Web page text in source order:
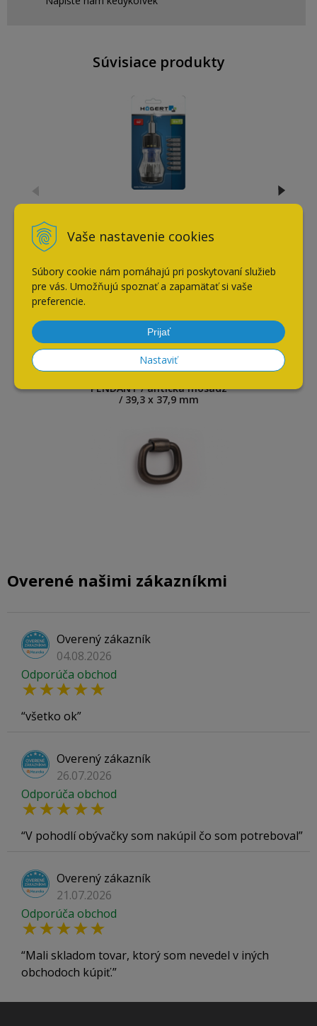
Vaše nastavenie cookies
Súbory cookie nám pomáhajú pri poskytovaní služieb
pre vás. Umožňujú spoznať a zapamätať si vaše
preferencie.
Prijať
Nastaviť
Súvisiace produkty
s DPH / ks
Naposledy navštívené
PENDANT / antická mosadz
/ 39,3 x 37,9 mm
Overené našimi zákazníkmi
Overený zákazník
04.08.2026
Odporúča obchod
všetko ok
Overený zákazník
26.07.2026
Odporúča obchod
V pohodlí obývačky som nakúpil čo som potreboval
Overený zákazník
21.07.2026
Odporúča obchod
Mali skladom tovar, ktorý som nevedel v iných
obchodoch kúpiť.